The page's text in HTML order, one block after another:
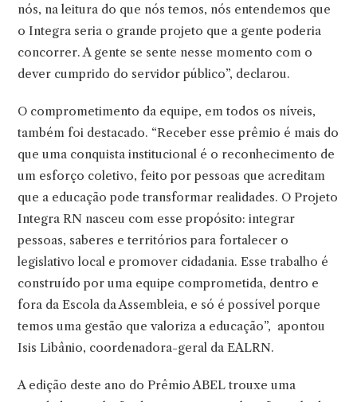
nós, na leitura do que nós temos, nós entendemos que
o Integra seria o grande projeto que a gente poderia
concorrer. A gente se sente nesse momento com o
dever cumprido do servidor público”, declarou.
O comprometimento da equipe, em todos os níveis,
também foi destacado. “Receber esse prêmio é mais do
que uma conquista institucional é o reconhecimento de
um esforço coletivo, feito por pessoas que acreditam
que a educação pode transformar realidades. O Projeto
Integra RN nasceu com esse propósito: integrar
pessoas, saberes e territórios para fortalecer o
legislativo local e promover cidadania. Esse trabalho é
construído por uma equipe comprometida, dentro e
fora da Escola da Assembleia, e só é possível porque
temos uma gestão que valoriza a educação”, apontou
Isis Libânio, coordenadora-geral da EALRN.
A edição deste ano do Prêmio ABEL trouxe uma